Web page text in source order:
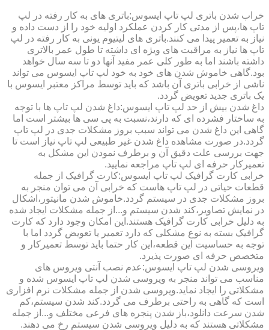
خراب شدن باتری لپ تاپ ایسوس:باتری های به کار رفته در لپ
تاپ ها،پس از مدتی کار کردن عملکرد اولیه خود را از دست داده و
نیاز به تعمیر پیدا می کنند.باتری های لیتیوم یونی به کار رفته در لپ
تاپ ها نیاز به مراقبت های ویژه ای داشته تا طول عمر بالاتری
داشته باشند اما به طور کلی عمر مفید آنها دو تا سه سال خواهد
بود.گاهی خاموش شدن های خود به خود لپ تاپ ایسوس می تواند
ناشی از خرابی باتری آن باشد که باید توسط مراکز معتبر ایسوس با
یک باتری جدید تعویض گردد.
داغ شدن بیش از حد لپ تاپ ایسوس:داغ شدن لپ تاپ ها با توجه
به ساختار فشرده ای که دارند،نسبت به پی سی ها بیشتر است اما
گاهی این داغ شدن می تواند سبب بروز مشکلات جدی در لپ تاپ
گردد.در صورت مشاهده داغ شدن غیر طبیعی لپ تاپ نیاز است تا
جهت بررسی علت دقیق آن و برطرف نمودن این مشکل به
تعمیرکار حرفه ای لپ تاپ مراجعه نمایید.
خرابی کارت گرافیک لپ تاپ ایسوس:کارت گرافیک از جمله
قطعات حیاتی در لپ تاپ هاست که خرابی آن می توان منجر به
بروز مشکلات جدی در سیستم گردد.خاموش شدن مانیتور،اشکال
در نمایش تصاویر،کند شدن سیستم و...از جمله مشکلات ایجاد شده
به دلیل خرابی کارت گرافیک هستند.این امکان وجود دارد که کارت
گرافیک بسته به نوع مشکلی که دارد تعمیر یا تعویض گردد اما با
توجه به حساسیت این قطعه،این کار حتما باید توسط تعمیرکار و
متخصص حرفه ای صورت پذیرد.
ویروسی شدن لپ تاپ ایسوس:عدم نصب آنتی ویروس های
مناسب می تواند منجر به ویروسی شدن لپ تاپ ایسوس شده و
مشکلاتی را ایجاد نماید.ویروسی شدن از جمله مشکلات نرم افزاری
است که گاهی به راحتی برطرف می گردد.کند شدن سیستم،کم
شدن سرعت دانلود،باز شدن پنجره های فرعی مختلف و...از جمله
مشکلاتی هستند که به دلیل ویروسی شدن سیستم رخ می دهند.